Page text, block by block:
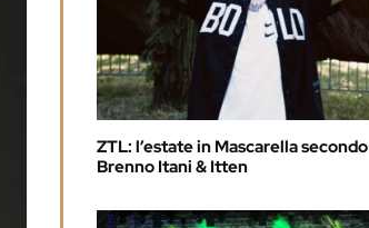
ZTL: l’estate in Mascarella secondo
Brenno Itani & Itten